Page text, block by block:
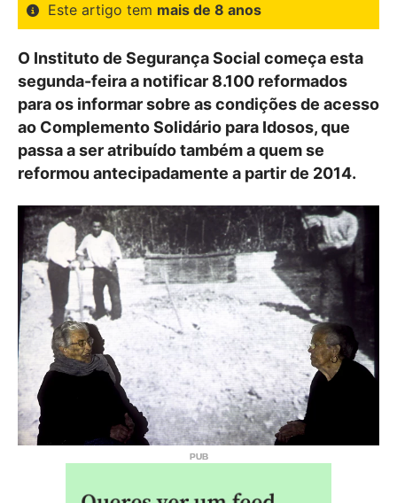
Este artigo tem mais de 8 anos
O Instituto de Segurança Social começa esta
segunda-feira a notificar 8.100 reformados
para os informar sobre as condições de acesso
ao Complemento Solidário para Idosos, que
passa a ser atribuído também a quem se
reformou antecipadamente a partir de 2014.